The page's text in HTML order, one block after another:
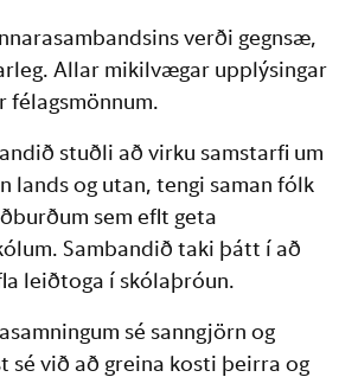
verði gegnsæ,
Allar mikilvægar upplýsingar
félagsmönnum.
stuðli að virku samstarfi um
lands og utan, tengi saman fólk
sem eflt geta
Sambandið taki þátt í að
leiðtoga í skólaþróun.
sé sanngjörn og
sé við að greina kosti þeirra og